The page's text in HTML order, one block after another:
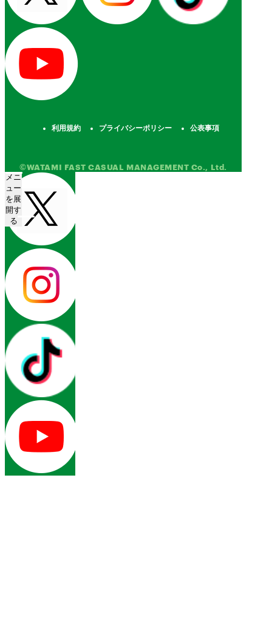
利用規約 プライバシーポリシー 公表事項
©WATAMI FAST CASUAL MANAGEMENT Co., Ltd.
メニ
ュー
を展
開す
る